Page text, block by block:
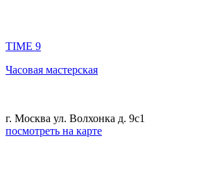
TIME 9
Часовая мастерская
г. Москва ул. Волхонка д. 9с1
посмотреть на карте